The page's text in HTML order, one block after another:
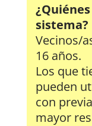
sistema?
Vecinos/
16 años.
Los que
pueden
con
mayor